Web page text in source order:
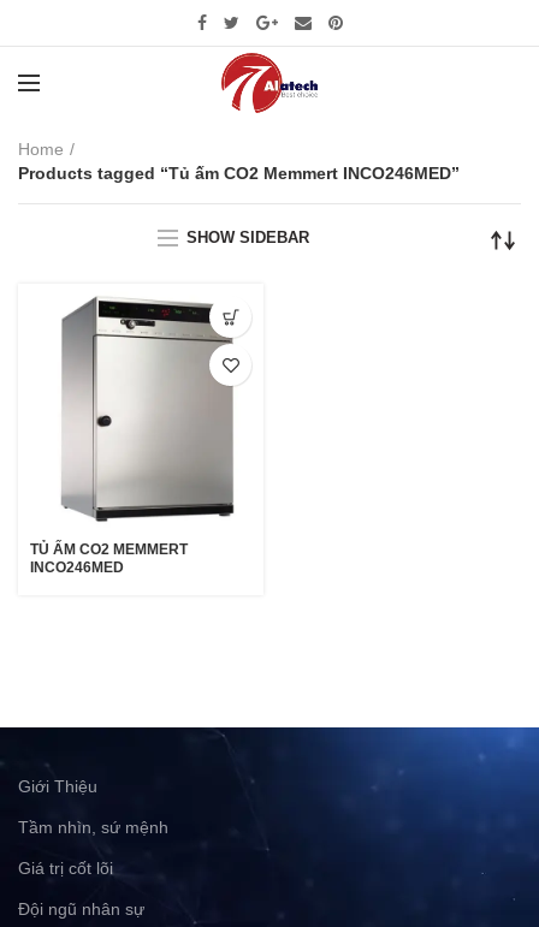
Home
Products tagged “Tủ ấm CO2 Memmert INCO246MED”
SHOW SIDEBAR
TỦ ẤM CO2 MEMMERT
INCO246MED
Giới Thiệu
Tầm nhìn, sứ mệnh
Giá trị cốt lõi
Đội ngũ nhân sự